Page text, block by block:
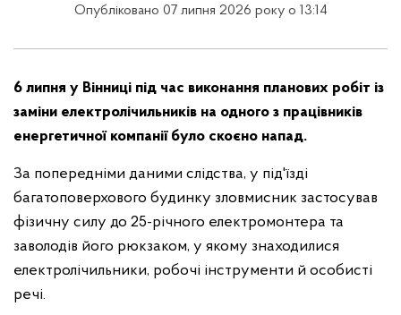
Опубліковано 07 липня 2026 року о 13:14
6 липня у Вінниці під час виконання планових робіт із
заміни електролічильників на одного з працівників
енергетичної компанії було скоєно напад.
За попередніми даними слідства, у під'їзді
багатоповерхового будинку зловмисник застосував
фізичну силу до 25-річного електромонтера та
заволодів його рюкзаком, у якому знаходилися
електролічильники, робочі інструменти й особисті
речі.